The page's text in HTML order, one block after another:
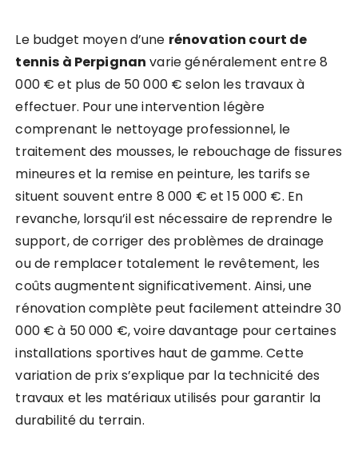
Le budget moyen d’une rénovation court de
tennis à Perpignan varie généralement entre 8
000 € et plus de 50 000 € selon les travaux à
effectuer. Pour une intervention légère
comprenant le nettoyage professionnel, le
traitement des mousses, le rebouchage de fissures
mineures et la remise en peinture, les tarifs se
situent souvent entre 8 000 € et 15 000 €. En
revanche, lorsqu’il est nécessaire de reprendre le
support, de corriger des problèmes de drainage
ou de remplacer totalement le revêtement, les
coûts augmentent significativement. Ainsi, une
rénovation complète peut facilement atteindre 30
000 € à 50 000 €, voire davantage pour certaines
installations sportives haut de gamme. Cette
variation de prix s’explique par la technicité des
travaux et les matériaux utilisés pour garantir la
durabilité du terrain.